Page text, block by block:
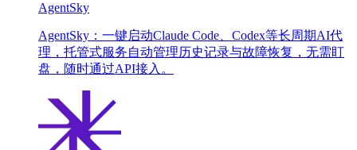
AgentSky
AgentSky：一键启动Claude Code、Codex等长周期AI代
理，托管式服务自动管理历史记录与故障恢复，无需盯
盘，随时通过API接入。